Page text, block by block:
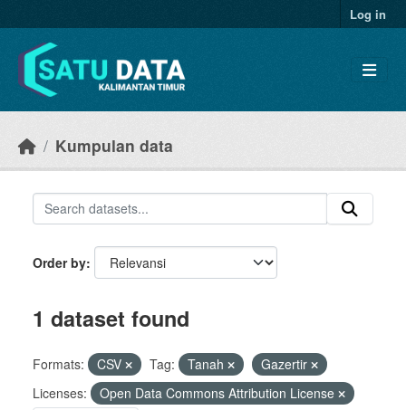
Log in
Kumpulan data
Order by
1 dataset found
Formats: CSV Tag: Tanah
Gazertir
Licenses:
Open Data Commons Attribution License